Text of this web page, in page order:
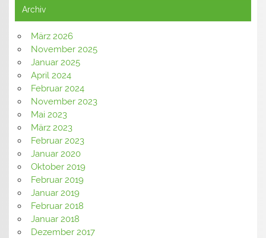
Archiv
März 2026
November 2025
Januar 2025
April 2024
Februar 2024
November 2023
Mai 2023
März 2023
Februar 2023
Januar 2020
Oktober 2019
Februar 2019
Januar 2019
Februar 2018
Januar 2018
Dezember 2017